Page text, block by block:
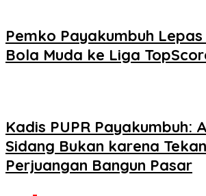
Pemko Payakumbuh
Bola Muda ke Liga
Kadis PUPR Payakumbuh:
Sidang Bukan karena
Perjuangan Bangun Pasar